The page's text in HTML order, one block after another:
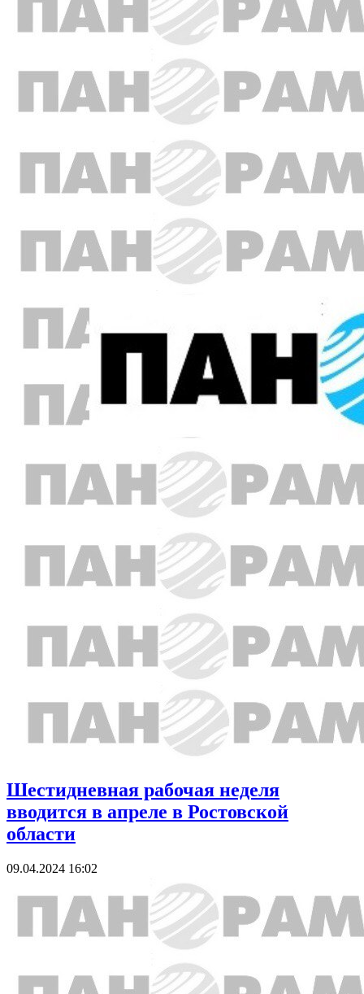
Шестидневная рабочая неделя
вводится в апреле в Ростовской
области
09.04.2024 16:02